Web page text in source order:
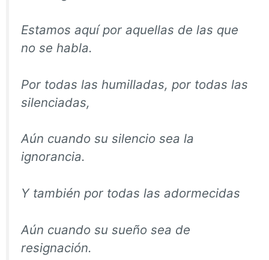
Estamos aquí por aquellas de las que
no se habla.
Por todas las humilladas, por todas las
silenciadas,
Aún cuando su silencio sea la
ignorancia.
Y también por todas las adormecidas
Aún cuando su sueño sea de
resignación.